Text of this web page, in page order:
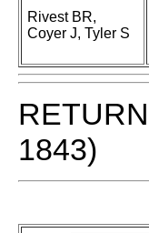
Rivest BR,
Coyer J, Tyler S
1843)